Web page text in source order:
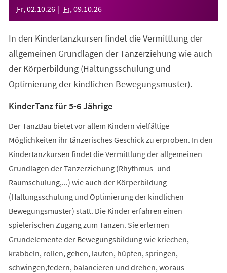
Fr, 02.10.26 Fr, 09.10.26
In den Kindertanzkursen findet die Vermittlung der
allgemeinen Grundlagen der Tanzerziehung wie auch
der Körperbildung (Haltungsschulung und
Optimierung der kindlichen Bewegungsmuster).
KinderTanz für 5-6 Jährige
Der TanzBau bietet vor allem Kindern vielfältige
Möglichkeiten ihr tänzerisches Geschick zu erproben. In den
Kindertanzkursen findet die Vermittlung der allgemeinen
Grundlagen der Tanzerziehung (Rhythmus- und
Raumschulung,...) wie auch der Körperbildung
(Haltungsschulung und Optimierung der kindlichen
Bewegungsmuster) statt. Die Kinder erfahren einen
spielerischen Zugang zum Tanzen. Sie erlernen
Grundelemente der Bewegungsbildung wie kriechen,
krabbeln, rollen, gehen, laufen, hüpfen, springen,
schwingen,federn, balancieren und drehen, woraus